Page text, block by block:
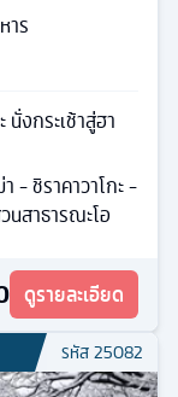
าร
งกระเช้าสู่ฮา
- ชิราคาวาโกะ -
นสาธารณะโอ
ดูรายละเอียด
รหัส25082